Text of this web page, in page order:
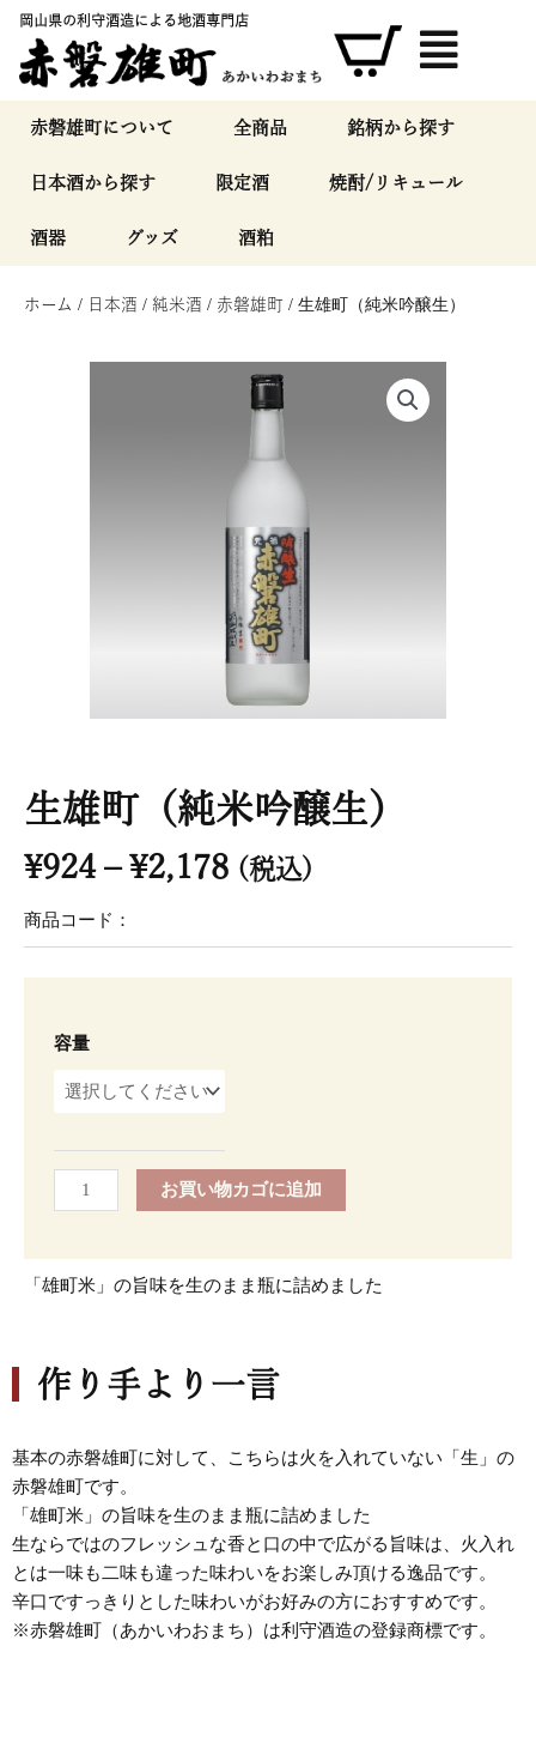
ス
岡山県の利守酒造による地酒専門店
赤磐雄町について 全商品 銘柄から探す
日本酒から探す 限定酒 焼酎/リキュール
酒器 グッズ 酒粕
ホーム / 日本酒 / 純米酒 / 赤磐雄町 / 生雄町（純米吟醸生）
生雄町（純米吟醸生）
¥924 –¥2,178価
(税込)
商品コード：
容量
町
生）
お買い物カゴに追加
「雄町米」の旨味を生のまま瓶に詰めました
作り手より一言
基本の赤磐雄町に対して、こちらは火を入れていない「生」の
赤磐雄町です。
「雄町米」の旨味を生のまま瓶に詰めました
生ならではのフレッシュな香と口の中で広がる旨味は、火入れ
とは一味も二味も違った味わいをお楽しみ頂ける逸品です。
辛口ですっきりとした味わいがお好みの方におすすめです。
※赤磐雄町（あかいわおまち）は利守酒造の登録商標です。